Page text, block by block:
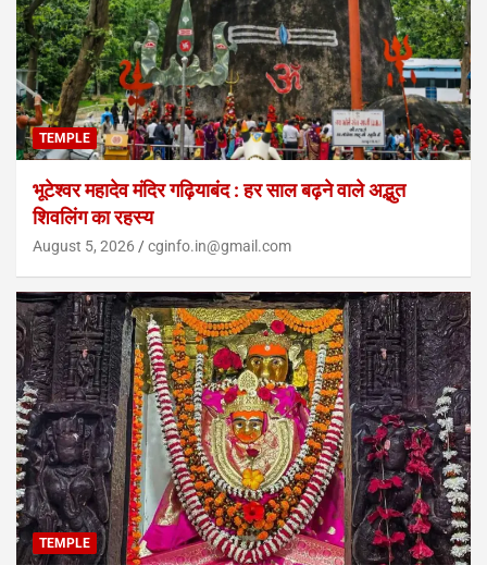
TEMPLE
भूटेश्वर महादेव मंदिर गढ़ियाबंद : हर साल बढ़ने वाले अद्भुत
शिवलिंग का रहस्य
August 5, 2026 cginfo.in@gmail.com
TEMPLE